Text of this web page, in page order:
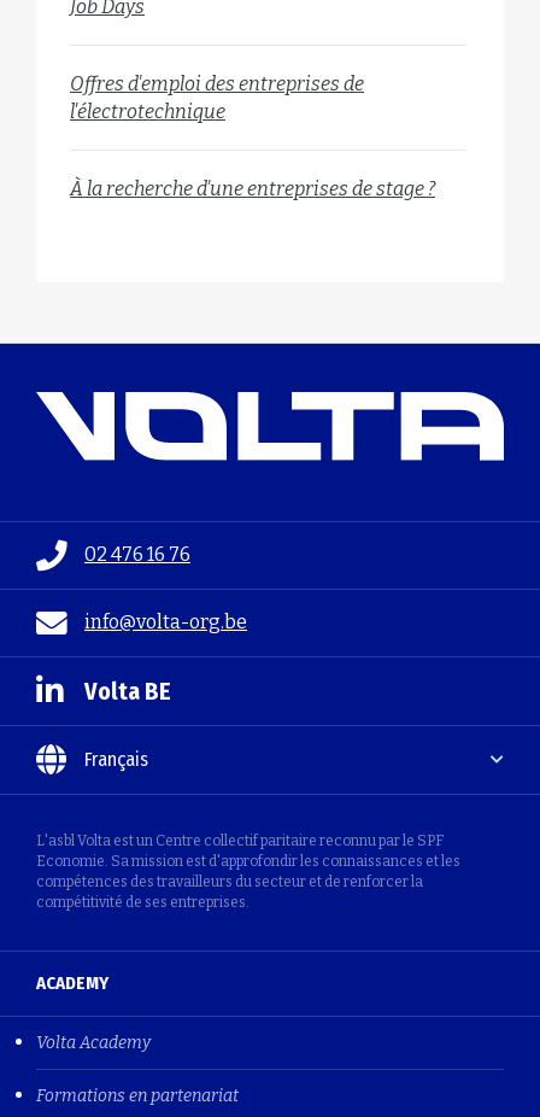
Job Days
Offres d'emploi des entreprises de
l'électrotechnique
À la recherche d'une entreprises de stage ?
02 476 16 76
info@volta-org.be
L'asbl Volta est un Centre collectif paritaire reconnu par le SPF
Economie. Sa mission est d'approfondir les connaissances et les
compétences des travailleurs du secteur et de renforcer la
compétitivité de ses entreprises.
Volta BE
Français
ACADEMY
Volta Academy
Formations en partenariat